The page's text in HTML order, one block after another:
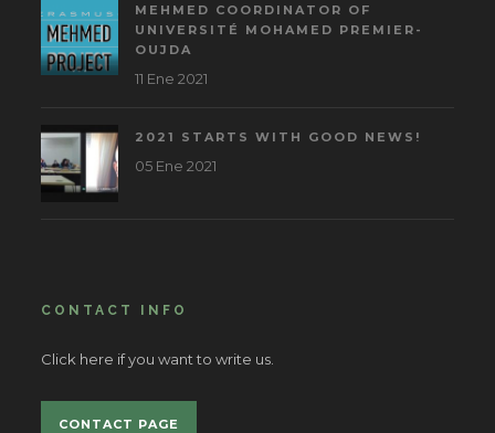
MEHMED COORDINATOR OF
UNIVERSITÉ MOHAMED PREMIER-
OUJDA
11 Ene 2021
2021 STARTS WITH GOOD NEWS!
05 Ene 2021
CONTACT INFO
Click here if you want to write us.
CONTACT PAGE